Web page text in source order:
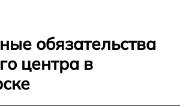
обязательства
центра в